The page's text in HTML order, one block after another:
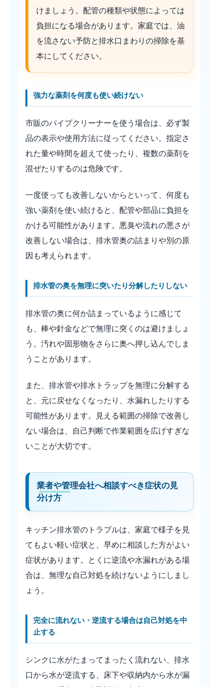
けましょう。配管の種類や状態によっては
負担になる場合があります。家庭では、油
を流さない予防と排水口まわりの掃除を基
本にしてください。
強力な薬剤を何度も使い続けない
市販のパイプクリーナーを使う場合は、必ず製
品の表示や使用方法に従ってください。指定さ
れた量や時間を超えて使ったり、複数の薬剤を
混ぜたりするのは危険です。
一度使っても改善しないからといって、何度も
強い薬剤を使い続けると、配管や部品に負担を
かける可能性があります。悪臭や流れの悪さが
改善しない場合は、排水管奥の詰まりや別の原
因も考えられます。
排水管の奥を無理に突いたり分解したりしない
排水管の奥に何か詰まっているように感じて
も、棒や針金などで無理に突くのは避けましょ
う。汚れや固形物をさらに奥へ押し込んでしま
うことがあります。
また、排水管や排水トラップを無理に分解する
と、元に戻せなくなったり、水漏れしたりする
可能性があります。見える範囲の掃除で改善し
ない場合は、自己判断で作業範囲を広げすぎな
いことが大切です。
業者や管理会社へ相談すべき症状の見
分け方
キッチン排水管のトラブルは、家庭で様子を見
てもよい軽い症状と、早めに相談した方がよい
症状があります。とくに逆流や水漏れがある場
合は、無理な自己対処を続けないようにしまし
ょう。
完全に流れない・逆流する場合は自己対処を中
止する
シンクに水がたまってまったく流れない、排水
口から水が逆流する、床下や収納内から水が漏